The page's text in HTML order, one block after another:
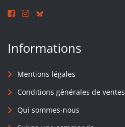
Informations
Mentions légales
Conditions générales de ventes
Qui sommes-nous